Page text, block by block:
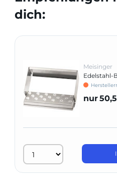
dich:
Meisinger
Edelstahl-
nur